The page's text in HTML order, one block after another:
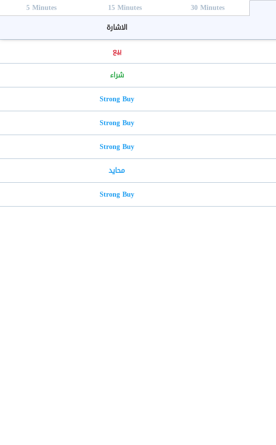
5Minutes 15Minutes 30Minutes
الاشارة
بيع
شراء
Strong Buy
Strong Buy
Strong Buy
محايد
Strong Buy